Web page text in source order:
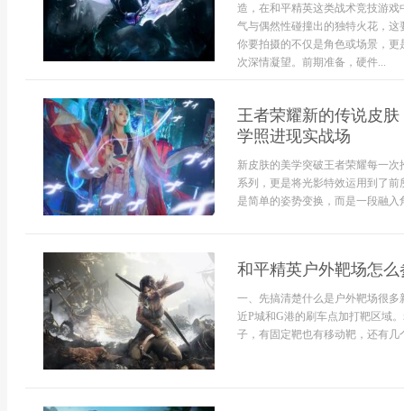
造，在和平精英这类战术竞技游
气与偶然性碰撞出的独特火花，
你要拍摄的不仅是角色或场景，
次深情凝望。前期准备，硬件...
王者荣耀新的传说皮
学照进现实战场
新皮肤的美学突破王者荣耀每一
系列，更是将光影特效运用到了
是简单的姿势变换，而是一段融
和平精英户外靶场怎
一、先搞清楚什么是户外靶场很
近P城和G港的刷车点加打靶区域
子，有固定靶也有移动靶，还有几